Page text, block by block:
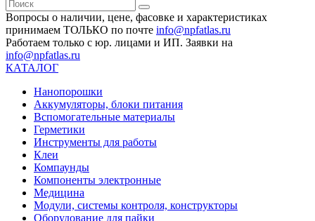
Вопросы о наличии, цене, фасовке и характеристиках
принимаем ТОЛЬКО по почте info@npfatlas.ru
Работаем только с юр. лицами и ИП. Заявки на
info@npfatlas.ru
КАТАЛОГ
Нанопорошки
Аккумуляторы, блоки питания
Вспомогательные материалы
Герметики
Инструменты для работы
Клеи
Компаунды
Компоненты электронные
Медицина
Модули, системы контроля, конструкторы
Оборудование для пайки